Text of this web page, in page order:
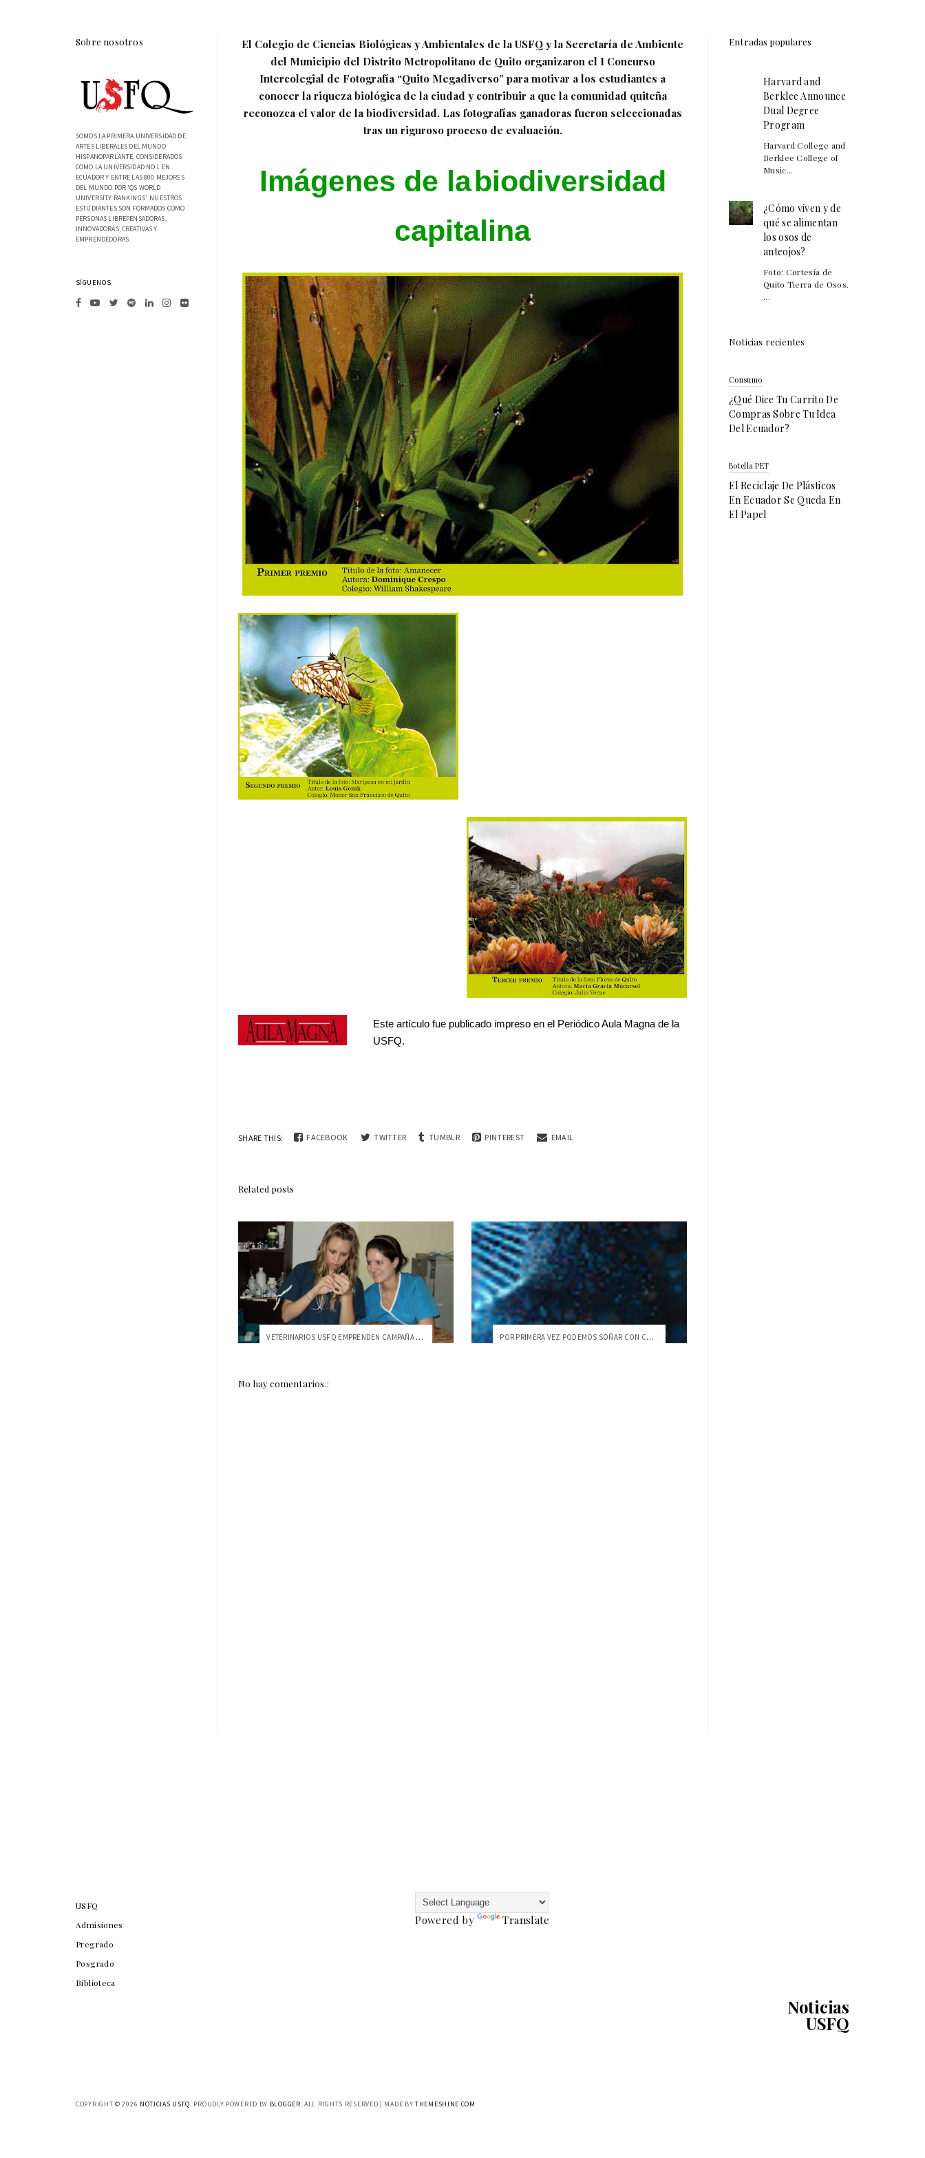
El Colegio de Ciencias Biológicas y Ambientales de la USFQ y la Secretaría de Ambiente
del Municipio del Distrito Metropolitano de Quito organizaron el I Concurso
Intercolegial de Fotografía “Quito Megadiverso” para motivar a los estudiantes a
conocer la riqueza biológica de la ciudad y contribuir a que la comunidad quiteña
reconozca el valor de la biodiversidad. Las fotografías ganadoras fueron seleccionadas
tras un riguroso proceso de evaluación.
Imágenes de labiodiversidad
capitalina
Este artículo fue publicado impreso en el Periódico Aula Magna de la
USFQ.
SHARE THIS: FACEBOOK TWITTER TUMBLR PINTEREST EMAIL
Related posts
VETERINARIOS USFQ EMPRENDEN CAMPAÑA GRAT... POR PRIMERA VEZ PODEMOS SOÑAR CON CURAR ...
No hay comentarios.:
Sobre nosotros
SOMOS LA PRIMERA UNIVERSIDAD DE
ARTES LIBERALES DEL MUNDO
HISPANOPARLANTE, CONSIDERADOS
COMO LA UNIVERSIDAD NO.1 EN
ECUADOR Y ENTRE LAS 800 MEJORES
DEL MUNDO POR 'QS WORLD
UNIVERSITY RANKINGS'. NUESTROS
ESTUDIANTES SON FORMADOS COMO
PERSONAS LIBREPENSADORAS,
INNOVADORAS, CREATIVAS Y
EMPRENDEDORAS.
SÍGUENOS
Entradas populares
Harvard and
Berklee Announce
Dual Degree
Program
Harvard College and
Berklee College of
Music...
¿Cómo viven y de
qué se alimentan
los osos de
anteojos?
Foto: Cortesía de
Quito Tierra de Osos.
...
Noticias recientes
Consumo
¿Qué Dice Tu Carrito De
Compras Sobre Tu Idea
Del Ecuador?
Botella PET
El Reciclaje De Plásticos
En Ecuador Se Queda En
El Papel
USFQ
Admisiones
Pregrado
Posgrado
Biblioteca
Powered by Translate
Noticias
USFQ
COPYRIGHT ©2026 NOTICIAS USFQ. PROUDLY POWERED BY BLOGGER. ALL RIGHTS RESERVED | MADE BYTHEMESHINE.COM